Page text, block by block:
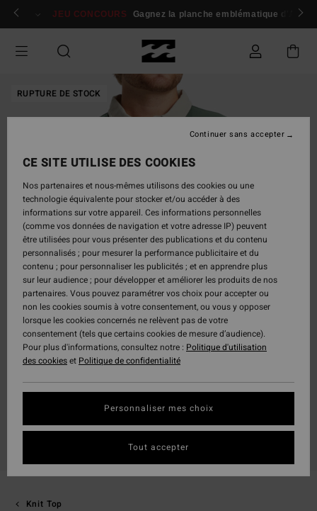
Passer
Se connecter / s'inscrire
JEU CONCOURS Gagnez la planche emblématique d'Andy
RUPTURE DE STOCK
Knit Top
CE SITE UTILISE DES COOKIES
Nos partenaires et nous-mêmes utilisons des cookies ou une
technologie équivalente pour stocker et/ou accéder à des
informations sur votre appareil. Ces informations personnelles
(comme vos données de navigation et votre adresse IP) peuvent
être utilisées pour vous présenter des publications et du contenu
personnalisés ; pour mesurer la performance publicitaire et du
contenu ; pour personnaliser les publicités ; et en apprendre plus
sur leur audience ; pour développer et améliorer les produits de nos
partenaires. Vous pouvez paramétrer vos choix pour accepter ou
non les cookies soumis à votre consentement, ou vous y opposer
lorsque les cookies concernés ne relèvent pas de votre
consentement (tels que certains cookies de mesure d’audience).
Pour plus d'informations, consultez notre : Politique d'utilisation
des cookieset Politique de confidentialité
Personnaliser mes choix
Continuer sans accepter
Tout accepter